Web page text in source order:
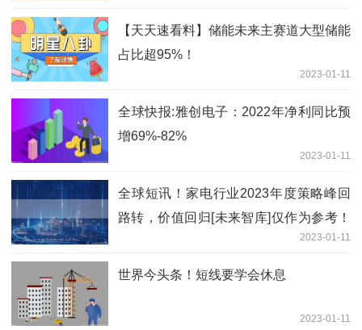
【天天速看料】储能未来主赛道大型储能
占比超95%！
2023-01-11
全球快报:雅创电子：2022年净利同比预
增69%-82%
2023-01-11
全球短讯！家电行业2023年度策略峰回
路转，价值回归[未来智库]仅作为参考！
2023-01-11
世界今头条！短线要学会休息
2023-01-11